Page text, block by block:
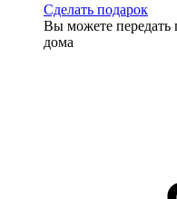
Сделать подарок
Вы можете передать
дома